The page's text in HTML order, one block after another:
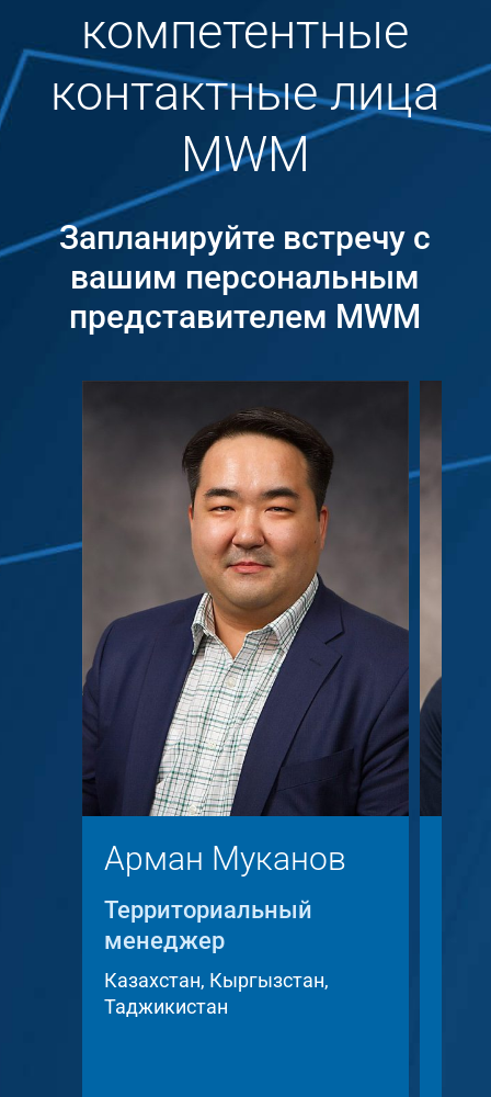
компетентные
контактные лица
MWM
Запланируйте встречу с
вашим персональным
представителем MWM
Арман Муканов
Территориальный
менеджер
Казахстан, Кыргызстан,
Таджикистан